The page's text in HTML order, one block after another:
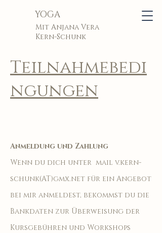
YOGA
Mit Anjana Vera
Kern-Schunk
Teilnahmebedi
ngungen
Anmeldung und Zahlung
Wenn du dich unter mail v.kern-
schunk(AT)gmx.net für ein Angebot
bei mir anmeldest, bekommst du die
Bankdaten zur Überweisung der
Kursgebühren und Workshops